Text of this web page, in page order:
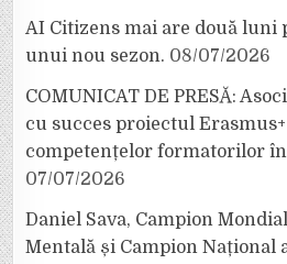
AI Citizens mai are două luni
unui nou sezon. 08/07/2026
COMUNICAT DE PRESĂ:
cu succes proiectul
competențelor formatorilor
07/07/2026
Daniel Sava, Campion
Mentală și Campion Național